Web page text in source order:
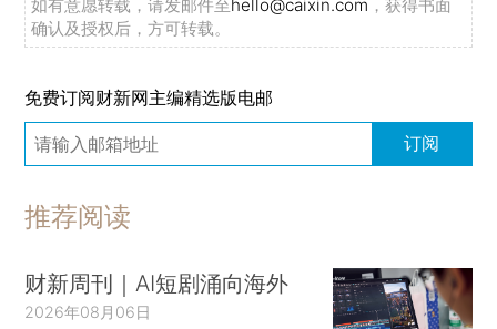
如有意愿转载，请发邮件至hello@caixin.com ，获得书面
确认及授权后，方可转载。
免费订阅财新网主编精选版电邮
订阅
推荐阅读
财新周刊｜AI短剧涌向海外
2026年08月06日